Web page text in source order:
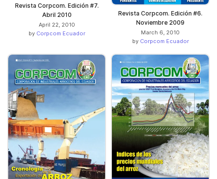
Revista Corpcom. Edición #7.
Abril 2010
April 22, 2010
by Corpcom Ecuador
Revista Corpcom. Edición #6.
Noviembre 2009
March 6, 2010
by Corpcom Ecuador